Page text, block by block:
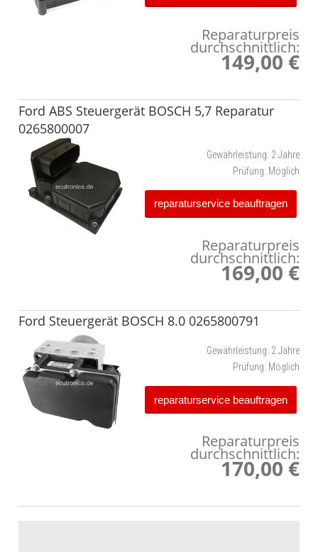
Reparaturpreis
durchschnittlich:
149,00 €
Ford ABS Steuergerät BOSCH 5,7 Reparatur
0265800007
Gewährleistung: 2 Jahre
Prüfung: Möglich
reparaturservice beauftragen
Reparaturpreis
durchschnittlich:
169,00 €
Ford Steuergerät BOSCH 8.0 0265800791
Gewährleistung: 2 Jahre
Prüfung: Möglich
reparaturservice beauftragen
Reparaturpreis
durchschnittlich:
170,00 €